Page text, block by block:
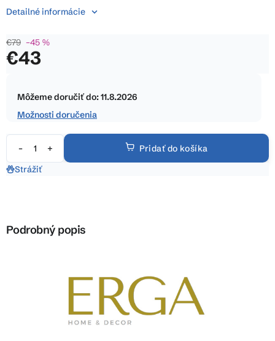
z
€79 –45 %
€43
cena:
Môžeme doručiť do:11.8.2026
Možnosti doručenia
Pridať do košíka
Detailné informácie
Strážiť
Podrobný popis